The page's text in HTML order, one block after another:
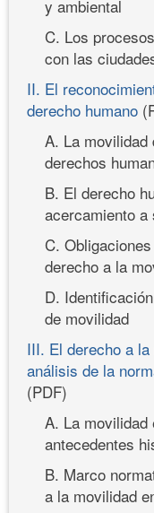
y ambiental
C. Los
con las
II. El
derecho humano
A. La movilidad
derechos
B. El derecho
acercamiento
C.
derecho a la
D.
de movilidad
III. El derecho a
análisis de la
(PDF)
A. La
antecedentes
B. Marco
a la movilidad